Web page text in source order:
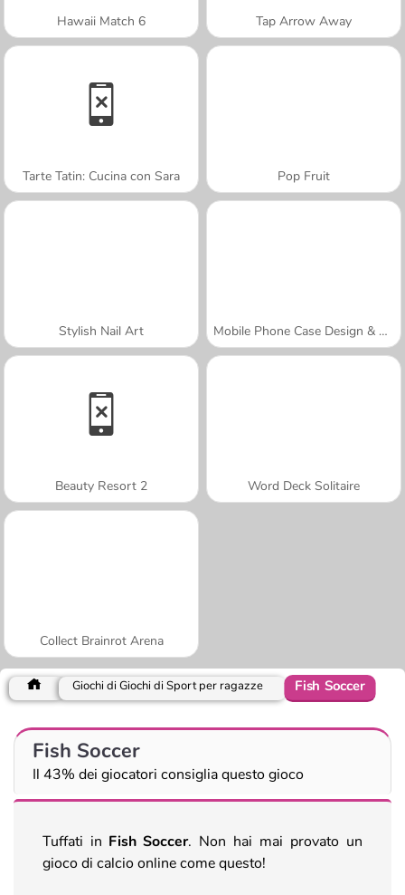
Hawaii Match 6 Tap Arrow Away
Tarte Tatin: Cucina con Sara Pop Fruit
Stylish Nail Art Mobile Phone Case Design & DIY
Beauty Resort 2 Word Deck Solitaire
Collect Brainrot Arena
Giochi di Giochi di Sport per ragazze Fish Soccer
Fish Soccer
Il 43% dei giocatori consiglia questo gioco
Tuffati in Fish Soccer. Non hai mai provato un
gioco di calcio online come questo!